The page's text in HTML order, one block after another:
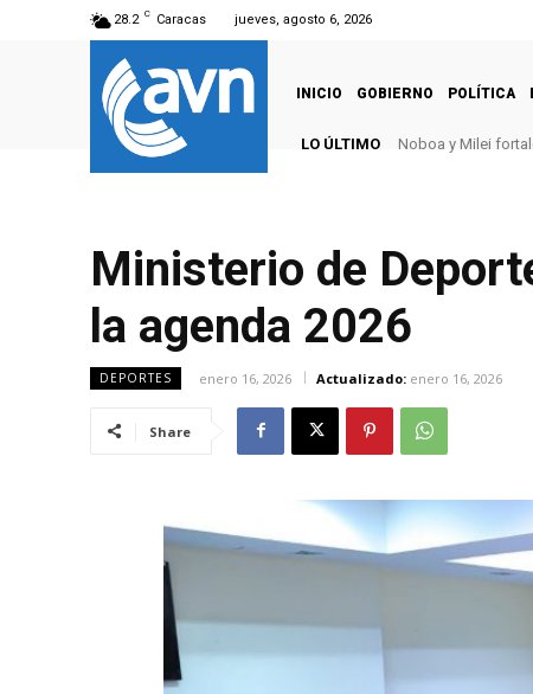
28.2 C Caracas jueves, agosto 6, 2026
INICIO GOBIERNO POLÍTICA
LO ÚLTIMO Noboa y Milei
Ministerio de
la agenda 2026
DEPORTES enero 16, 2026 Actualizado: enero 16, 2026
Share